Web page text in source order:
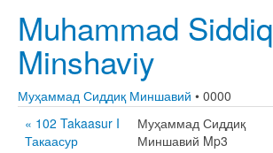
Muhammad Siddiq
Minshaviy
Муҳаммад Сиддиқ Миншавий • 0000
« 102 Takaasur I
Такаасур
Муҳаммад Сиддиқ
Миншавий Mp3